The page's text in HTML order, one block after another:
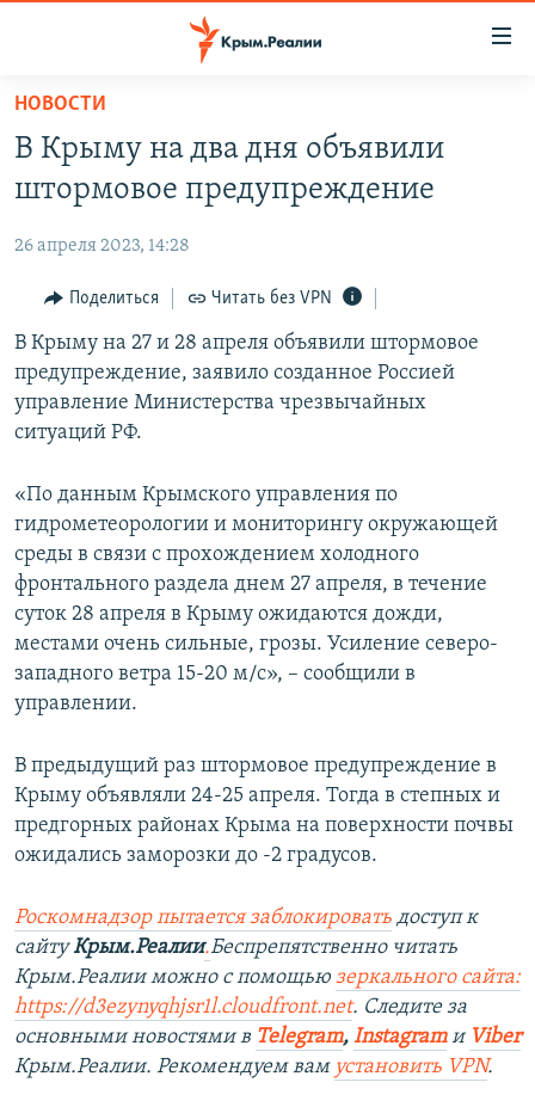
Вернуться
основному
содержанию
Вернутся
навигации
Вернутся
поиску
СПЕЦПРОЕКТЫ
КАРТА ВОЕННЫХ ОБЪЕКТОВ КРЫМА
11 ЛЕТ ОККУПАЦИИ КРЫМА. 11 ИСТОРИЙ СОПРОТИВЛЕНИЯ
ВОДА
ИСТОРИЯ
ЕЩЕ
ИНТЕРАКТИВ
ИНФОГРАФИКА
ТЕЛЕПРОЕКТ КРЫМ.РЕАЛИИ
ПОБЕДИТЕЛЕЙ НЕ СУДЯТ?
КРЫМ.НЕПОКОРЕННЫЙ
ELIFBE
УКРАИНСКАЯ ПРОБЛЕМА КРЫМА
РАДІО СВОБОДА
КАК ОБОЙТИ БЛОКИРОВКУ
Українською
Qırımtatar
ПРИСОЕДИНЯЙТЕСЬ!
Все сайты RFE/RL
НОВОСТИ
В Крыму на два дня объявили
штормовое предупреждение
26 апреля 2023, 14:28
Поделиться Читать без VPN
В Крыму на 27 и 28 апреля объявили штормовое
предупреждение, заявило созданное Россией
управление Министерства чрезвычайных
ситуаций РФ.
«По данным Крымского управления по
гидрометеорологии и мониторингу окружающей
среды в связи с прохождением холодного
фронтального раздела днем 27 апреля, в течение
суток 28 апреля в Крыму ожидаются дожди,
местами очень сильные, грозы. Усиление северо-
западного ветра 15-20 м/с», – сообщили в
управлении.
В предыдущий раз штормовое предупреждение в
Крыму объявляли 24-25 апреля. Тогда в степных и
предгорных районах Крыма на поверхности почвы
ожидались заморозки до -2 градусов.
Роскомнадзор пытается заблокировать доступ к
сайтуКрым.Реалии.Беспрепятственно читать
Крым.Реалии можно с помощью зеркального сайта:
https://d3ezynyqhjsr1l.cloudfront.net. Следите за
основными новостями в Telegram, Instagramи Viber
Крым.Реалии. Рекомендуем вам установить VPN.